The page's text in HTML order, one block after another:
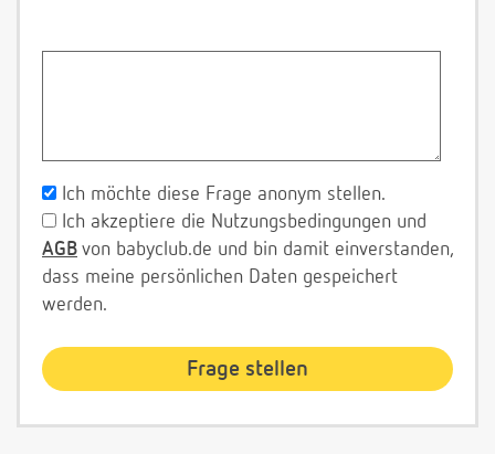
Ich möchte diese Frage anonym stellen.
Ich akzeptiere die Nutzungsbedingungen und
AGB von babyclub.de und bin damit einverstanden,
dass meine persönlichen Daten gespeichert
werden.